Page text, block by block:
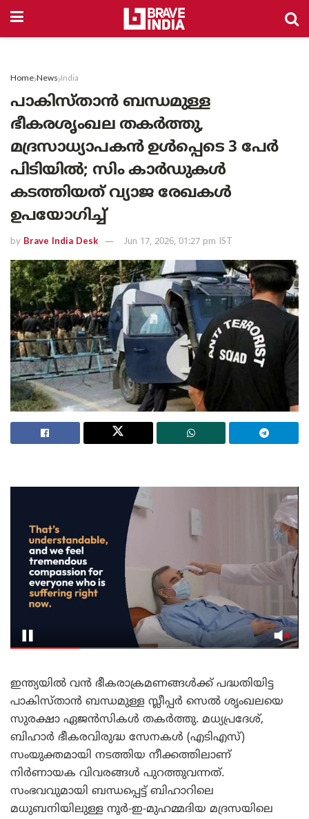
Home News India
പാകിസ്താൻ ബന്ധമുള്ള
ഭീകരശൃംഖല തകർത്തു,
മദ്രസാധ്യാപകൻ ഉൾപ്പെടെ 3 പേർ
പിടിയിൽ; സിം കാർഡുകൾ
കടത്തിയത് വ്യാജ രേഖകൾ
ഉപയോഗിച്ച്
by Brave India Desk Jun 17, 2026, 01:27 pm IST
ഇന്ത്യയിൽ വൻ ഭീകരാക്രമണങ്ങൾക്ക് പദ്ധതിയിട്ട
പാകിസ്താൻ ബന്ധമുള്ള സ്ലീപ്പർ സെൽ ശൃംഖലയെ
സുരക്ഷാ ഏജൻസികൾ തകർത്തു. മധ്യപ്രദേശ്,
ബിഹാർ ഭീകരവിരുദ്ധ സേനകൾ (എടിഎസ്)
സംയുക്തമായി നടത്തിയ നീക്കത്തിലാണ്
നിർണായക വിവരങ്ങൾ പുറത്തുവന്നത്.
സംഭവവുമായി ബന്ധപ്പെട്ട് ബിഹാറിലെ
മധുബനിയിലുള്ള നൂർ-ഇ-മുഹമ്മദിയ മദ്രസയിലെ